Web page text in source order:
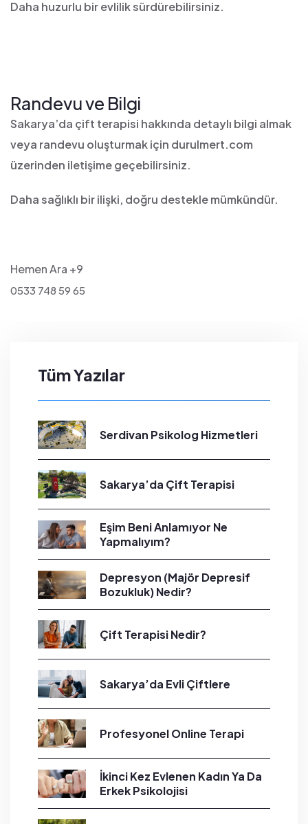
Daha huzurlu bir evlilik sürdürebilirsiniz.
Randevu ve Bilgi
Sakarya’da çift terapisi hakkında detaylı bilgi almak
veya randevu oluşturmak için durulmert.com
üzerinden iletişime geçebilirsiniz.
Daha sağlıklı bir ilişki, doğru destekle mümkündür.
Hemen Ara +9
0533 748 59 65
Tüm Yazılar
Serdivan Psikolog Hizmetleri
Sakarya’da Çift Terapisi
Eşim Beni Anlamıyor Ne
Yapmalıyım?
Depresyon (Majör Depresif
Bozukluk) Nedir?
Çift Terapisi Nedir?
Sakarya’da Evli Çiftlere
Profesyonel Online Terapi
İkinci Kez Evlenen Kadın Ya Da
Erkek Psikolojisi